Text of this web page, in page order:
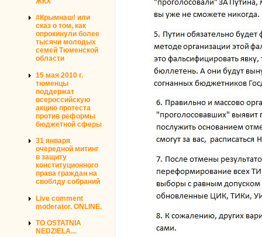
#Крымнаш! или
сказ о том, как
опрокинули более
тысячи молодых
семей Тюменской
области
15 мая 2010 г.
тюменцы
поддержат
всероссийскую
акцию протеста
против реформы
бюджетной сферы
31 января
очередной митинг
в защиту
конституционного
права граждан на
своблду собраний
Live comment
moderator. ONLINE.
TO OSTATNIA
NEDZIELA...